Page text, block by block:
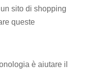
sito di shopping
queste
è aiutare il